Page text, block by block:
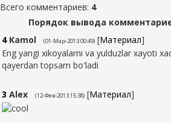
Всего комментариев: 4
Порядок вывода
4 Kamol (01-Мар-2013 00:49) [Материал]
Eng yangi xikoyalarni va yulduzlar xayoti
qayerdan topsam bo'ladi
3 Alex (12-Фев-2013 15:38) [Материал]